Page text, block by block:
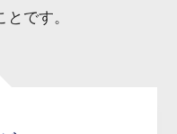
です。